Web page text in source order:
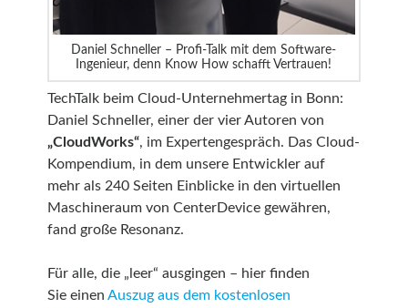
Daniel Schneller – Profi-Talk mit dem Software-
Ingenieur, denn Know How schafft Vertrauen!
TechTalk beim Cloud-Unternehmertag in Bonn:
Daniel Schneller, einer der vier Autoren von
„CloudWorks“, im Expertengespräch. Das Cloud-
Kompendium, in dem unsere Entwickler auf
mehr als 240 Seiten Einblicke in den virtuellen
Maschineraum von CenterDevice gewähren,
fand große Resonanz.
Für alle, die „leer“ ausgingen – hier finden
Sie einen Auszug aus dem kostenlosen